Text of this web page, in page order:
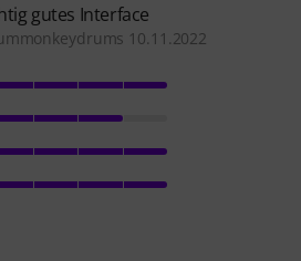
gutes Interface
10.11.2022